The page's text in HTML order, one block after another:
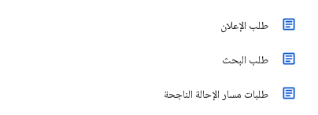
طلب الإعلان
طلب البحث
طلبات مسار الإحالة الناجحة